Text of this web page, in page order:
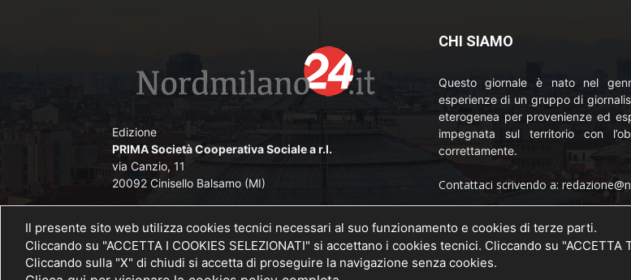
Edizione
PRIMA Società Cooperativa Sociale a r.l.
via Canzio, 11
20092 Cinisello Balsamo (MI)
Angelo De Lorenzi iscritto nel Pubblico Registro della
Stampa presso il Tribunale di Monza al n. 20 del
26/11/2012
CHI SIAMO
Questo giornale è nato nel
esperienze di un gruppo di
eterogenea per provenienze ed
impegnata sul territorio con
correttamente.
Contattaci scrivendo a:
Pubblicità: laposta@deinaviganti.it
Tel. 389 1492573
Il presente sito web utilizza cookies tecnici necessari al suo funzionamento e cookies di terze parti.
Cliccando su "ACCETTA I COOKIES SELEZIONATI" si accettano i cookies tecnici. Cliccando su
Cliccando sulla "X" di chiudi si accetta di proseguire la navigazione senza cookies.